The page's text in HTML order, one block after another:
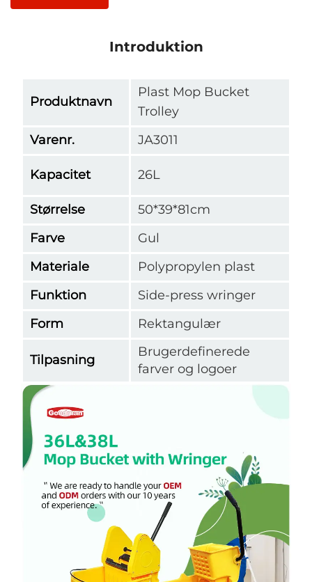
Introduktion
Produktnavn
Plast Mop Bucket
Trolley
Varenr.
JA3011
Kapacitet 26L
Størrelse
50*39*81cm
Farve
Gul
Materiale
Polypropylen plast
Funktion
Side-press wringer
Form
Rektangulær
Tilpasning
Brugerdefinerede
farver og logoer